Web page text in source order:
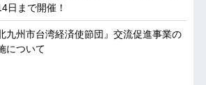
日まで開催！
九州市台湾経済使節団』交流促進事業の
について